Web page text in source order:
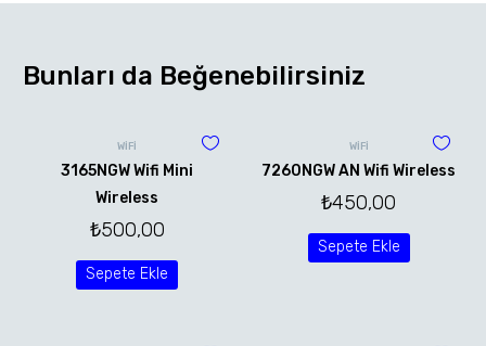
Bunları da Beğenebilirsiniz
WİFİ
3165NGW Wifi Mini
Wireless
₺500,00
Sepete Ekle
WİFİ
7260NGW AN Wifi Wireless
₺450,00
Sepete Ekle